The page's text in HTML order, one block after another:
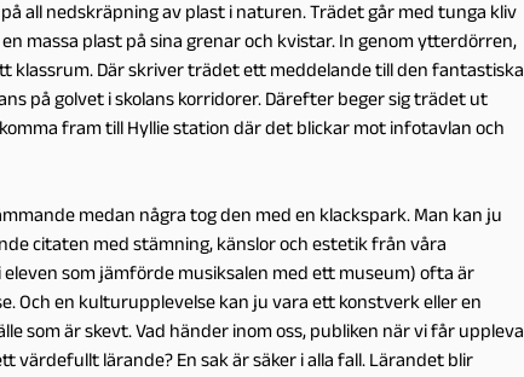
all nedskräpning av plast i naturen. Trädet går med tunga kliv
massa plast på sina grenar och kvistar. In genom ytterdörren,
Där skriver trädet ett meddelande till den fantastiska
på golvet i skolans korridorer. Därefter beger sig trädet ut
fram till Hyllie station där det blickar mot infotavlan och
medan några tog den med en klackspark. Man kan ju
citaten med stämning, känslor och estetik från våra
som jämförde musiksalen med ett museum) ofta är
Och en kulturupplevelse kan ju vara ett konstverk eller en
som är skevt. Vad händer inom oss, publiken när vi får uppleva
värdefullt lärande? En sak är säker i alla fall. Lärandet blir